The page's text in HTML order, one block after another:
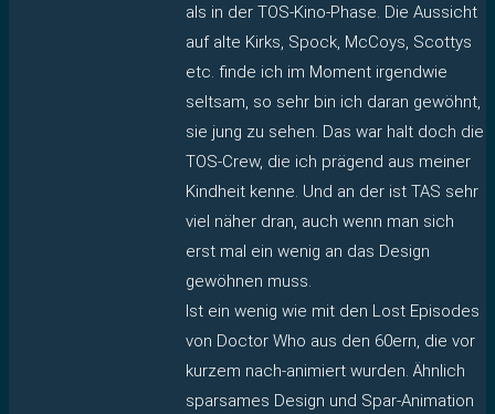
als in der TOS-Kino-Phase. Die Aussicht
auf alte Kirks, Spock, McCoys, Scottys
etc. finde ich im Moment irgendwie
seltsam, so sehr bin ich daran gewöhnt,
sie jung zu sehen. Das war halt doch die
TOS-Crew, die ich prägend aus meiner
Kindheit kenne. Und an der ist TAS sehr
viel näher dran, auch wenn man sich
erst mal ein wenig an das Design
gewöhnen muss.
Ist ein wenig wie mit den Lost Episodes
von Doctor Who aus den 60ern, die vor
kurzem nach-animiert wurden. Ähnlich
sparsames Design und Spar-Animation